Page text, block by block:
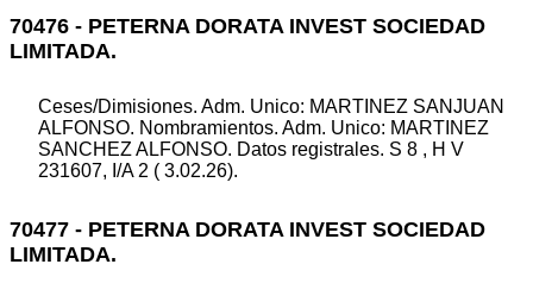
70476 - PETERNA DORATA INVEST SOCIEDAD
LIMITADA.
Ceses/Dimisiones. Adm. Unico: MARTINEZ SANJUAN
ALFONSO. Nombramientos. Adm. Unico: MARTINEZ
SANCHEZ ALFONSO. Datos registrales. S 8 , H V
231607, I/A 2 ( 3.02.26).
70477 - PETERNA DORATA INVEST SOCIEDAD
LIMITADA.